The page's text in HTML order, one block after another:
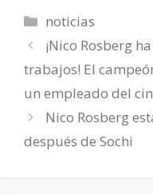
Categorías
noticias
¡Nico Rosberg
trabajos! El
un empleado del
Nico Rosberg
después de Sochi